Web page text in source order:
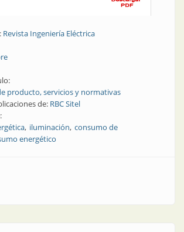
Revista Ingeniería Eléctrica
producto, servicios y normativas
de: RBC Sitel
iluminación consumo de
energético
Producto | Consejos y productos para